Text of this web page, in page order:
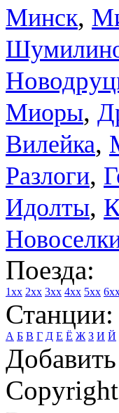
Минск,
Миоры,
Вилейка,
Разлоги,
Идолты,
Поезда:
1xx 2xx 3xx 4xx 5xx
Станции:
А Б В Г Д Е Ё Ж З И Й
Copyright